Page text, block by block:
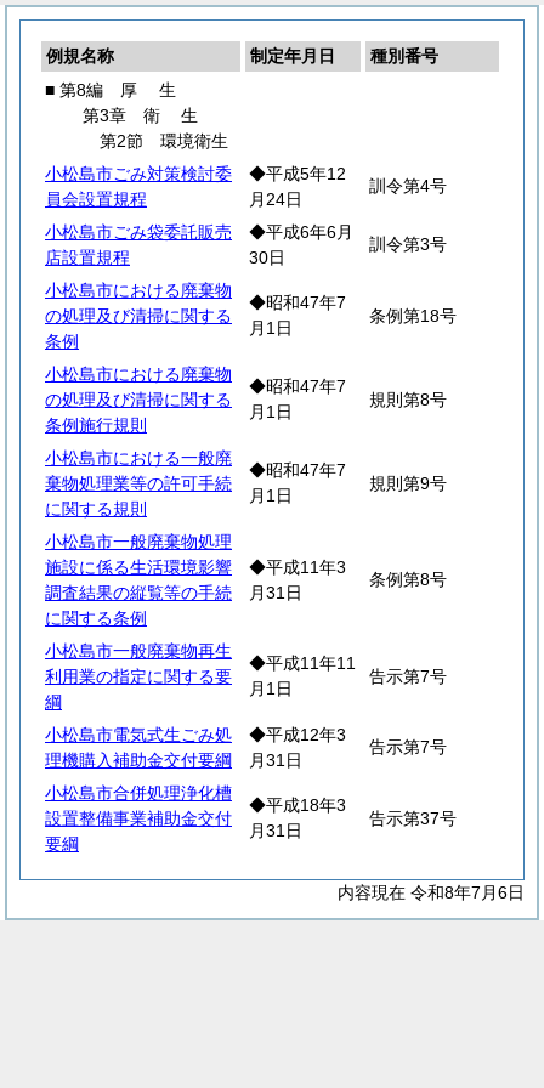
例規名称 制定年月日
種別番号
■ 第8編 厚 生
第3章 衛生
第2節 環境衛生
小松島市ごみ対策検討委
員会設置規程
◆平成5年12
月24日
訓令第4号
小松島市ごみ袋委託販売
店設置規程
◆平成6年6月
30日
訓令第3号
小松島市における廃棄物
の処理及び清掃に関する
条例
◆昭和47年7
月1日
条例第18号
小松島市における廃棄物
の処理及び清掃に関する
条例施行規則
◆昭和47年7
月1日
規則第8号
小松島市における一般廃
棄物処理業等の許可手続
に関する規則
◆昭和47年7
月1日
規則第9号
小松島市一般廃棄物処理
施設に係る生活環境影響
調査結果の縦覧等の手続
に関する条例
◆平成11年3
月31日
条例第8号
小松島市一般廃棄物再生
利用業の指定に関する要
綱
◆平成11年11
月1日
告示第7号
小松島市電気式生ごみ処
理機購入補助金交付要綱
◆平成12年3
月31日
告示第7号
小松島市合併処理浄化槽
設置整備事業補助金交付
要綱
◆平成18年3
月31日
告示第37号
内容現在 令和8年7月6日